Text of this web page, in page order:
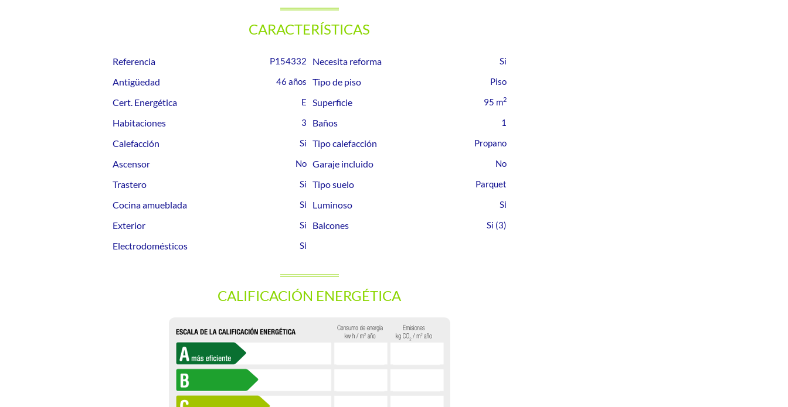
CARACTERÍSTICAS
Referencia P154332
Necesita reforma
Antigüedad
46 años Tipo de piso Piso
Cert. Energética E Superficie 95 m2
Habitaciones 3 Baños 1
Calefacción Tipo calefacción Propano
Ascensor
Garaje incluido
Trastero
Tipo suelo Parquet
Cocina amueblada
Luminoso
Exterior
Balcones (3)
Electrodomésticos
CALIFICACIÓN ENERGÉTICA